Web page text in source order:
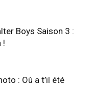
Boys Saison 3 :
!
: Où a t’il été